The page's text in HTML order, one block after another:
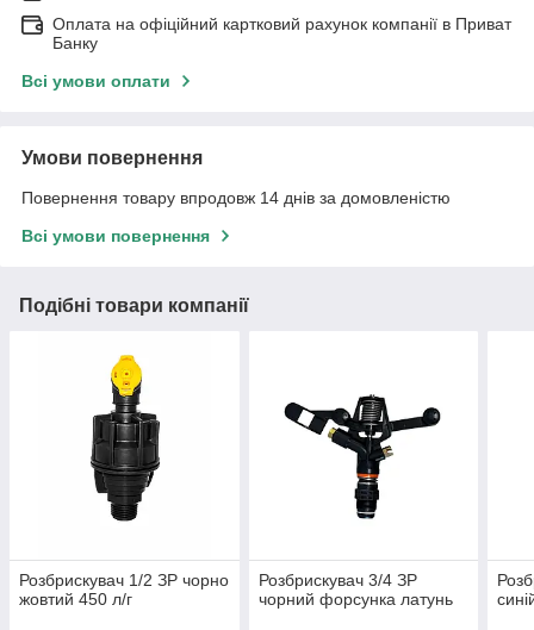
Оплата на офіційний картковий рахунок компанії в Приват
Банку
Всі умови оплати
Умови повернення
Повернення товару впродовж 14 днів за домовленістю
Всі умови повернення
Подібні товари компанії
Розбрискувач 1/2 ЗР чорно
жовтий 450 л/г
Розбрискувач 3/4 ЗР
чорний форсунка латунь